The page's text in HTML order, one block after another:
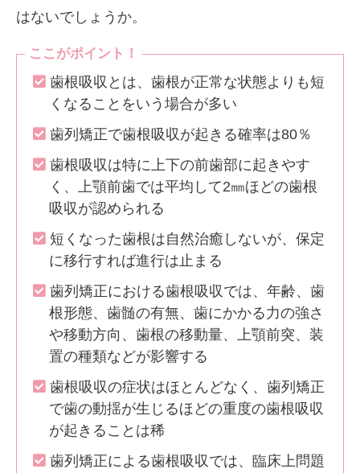
はないでしょうか。
ここがポイント！
歯根吸収とは、歯根が正常な状態よりも短
くなることをいう場合が多い
歯列矯正で歯根吸収が起きる確率は80％
歯根吸収は特に上下の前歯部に起きやす
く、上顎前歯では平均して2㎜ほどの歯根
吸収が認められる
短くなった歯根は自然治癒しないが、保定
に移行すれば進行は止まる
歯列矯正における歯根吸収では、年齢、歯
根形態、歯髄の有無、歯にかかる力の強さ
や移動方向、歯根の移動量、上顎前突、装
置の種類などが影響する
歯根吸収の症状はほとんどなく、歯列矯正
で歯の動揺が生じるほどの重度の歯根吸収
が起きることは稀
歯列矯正による歯根吸収では、臨床上問題